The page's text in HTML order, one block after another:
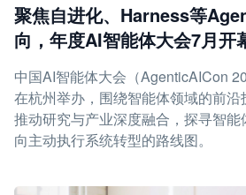
聚焦自进化、Harness等
向，年度AI智能体大会7月开
中国AI智能体大会（AgenticAICon
在杭州举办，围绕智能体领域的前沿
推动研究与产业深度融合，探寻智
向主动执行系统转型的路线图。